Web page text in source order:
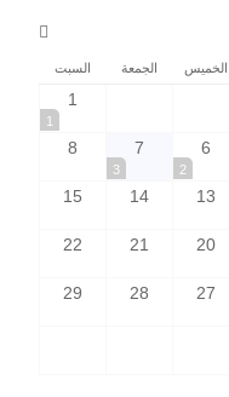
الخميس الجمعة السبت
1
1
6
2
7
3
8
13
14
15
20
21
22
27
28
29